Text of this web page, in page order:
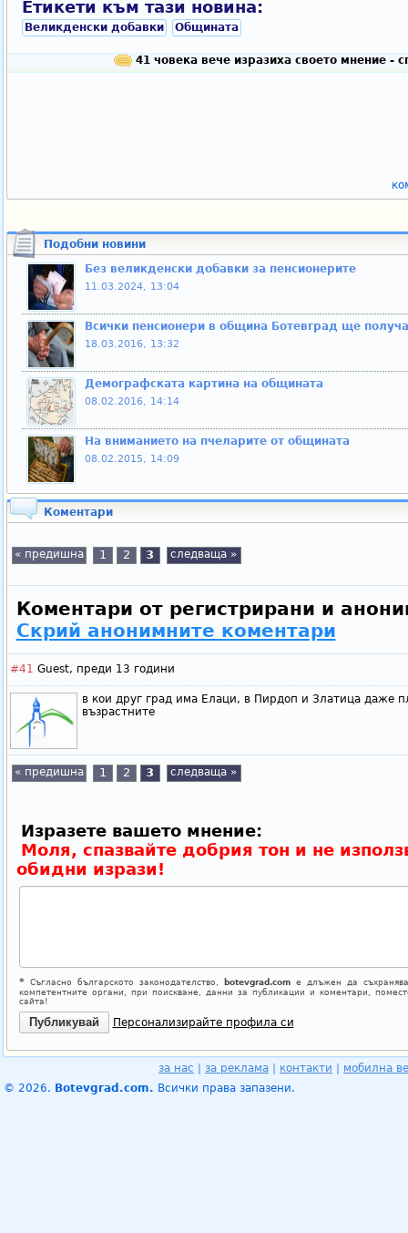
Етикети към тази новина:
Великденски добавки Общината
41 човека вече изразиха своето мнение -
Подобни новини
Без великденски добавки за пенсионерите
11.03.2024, 13:04
Всички пенсионери в община Ботевград ще
18.03.2016, 13:32
Демографската картина на общината
08.02.2016, 14:14
На вниманието на пчеларите от общината
08.02.2015, 14:09
Коментари
« предишна 1 2 3 следваща »
Коментари от регистрирани и
Скрий анонимните коментари
#41 Guest, преди 13 години
в кои друг град има Елаци, в Пирдоп и Златица даже
възрастните
« предишна 1 2 3 следваща »
Изразете вашето мнение:
Моля, спазвайте добрия тон и не
обидни изрази!
*Съгласно българското законодателство, botevgrad.comе длъжен да
компетентните органи, при поискване, данни за публикации и коментари,
сайта!
Персонализирайте профила си
за нас за реклама контакти
мобилна
© 2026. Botevgrad.com. Всички права запазени.